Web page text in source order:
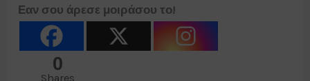
Εαν σου άρεσε μοιράσου το!
0
Shares